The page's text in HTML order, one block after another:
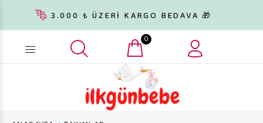
3.000 ₺ ÜZERİ KARGO BEDAVA 🎁
Ürün arama... 0